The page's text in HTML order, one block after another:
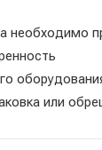
необходимо
или